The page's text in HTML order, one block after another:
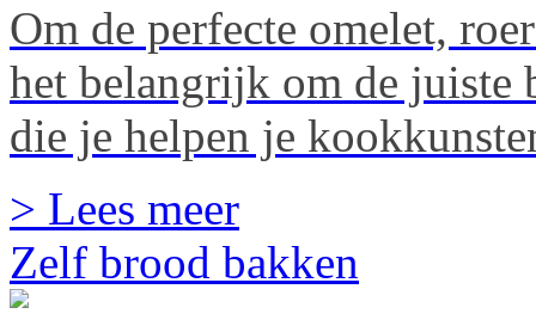
Om de perfecte omelet,
het belangrijk om de juiste
die je helpen je
> Lees meer
Zelf brood bakken